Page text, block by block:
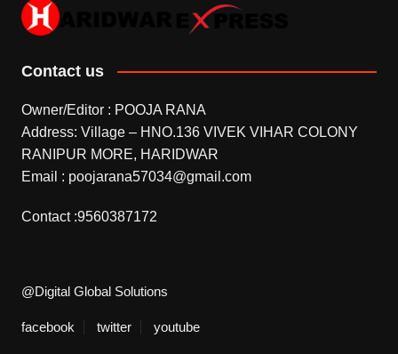
Contact us
Owner/Editor : POOJA RANA
Address: Village – HNO.136 VIVEK VIHAR COLONY
RANIPUR MORE, HARIDWAR
Email : poojarana57034@gmail.com
Contact :9560387172
@Digital Global Solutions
facebook twitter youtube